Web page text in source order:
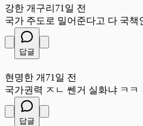
강한 개구리 71일 전
국가 주도로 밀어준다고 다 국책
답글
현명한 개 71일 전
국가권력 ㅈㄴ 쎈거 실화냐 ㅋㅋ
답글